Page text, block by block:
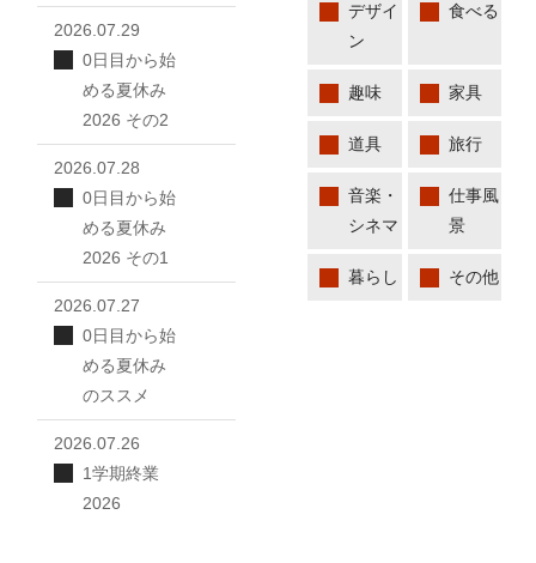
デザイ
ン
食べる
趣味 家具
道具 旅行
音楽・
シネマ
仕事風
景
暮らし その他
2026.07.29
0日目から始
める夏休み
2026 その2
2026.07.28
0日目から始
める夏休み
2026 その1
2026.07.27
0日目から始
める夏休み
のススメ
2026.07.26
1学期終業
2026